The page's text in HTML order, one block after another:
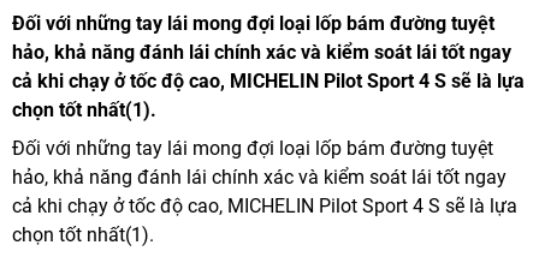
Đối với những tay lái mong đợi loại lốp bám đường tuyệt
hảo, khả năng đánh lái chính xác và kiểm soát lái tốt ngay
cả khi chạy ở tốc độ cao, MICHELIN Pilot Sport 4 S sẽ là lựa
chọn tốt nhất(1).
Đối với những tay lái mong đợi loại lốp bám đường tuyệt
hảo, khả năng đánh lái chính xác và kiểm soát lái tốt ngay
cả khi chạy ở tốc độ cao, MICHELIN Pilot Sport 4 S sẽ là lựa
chọn tốt nhất(1).